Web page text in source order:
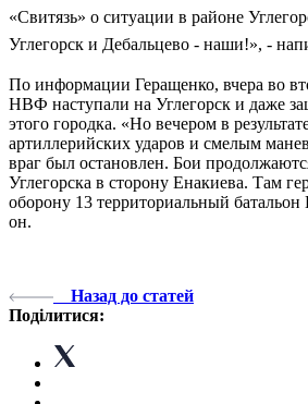
«Свитязь» о ситуации в районе
Углегорск и Дебальцево - наши!», -
По информации Геращенко, вчера во
НВФ наступали на Углегорск и даже
этого городка. «Но вечером в
артиллерийских ударов и смелым
враг был остановлен. Бои
Углегорска в сторону Енакиева. Там
оборону 13 территориальный
он.
Назад до статей
Поділитися: